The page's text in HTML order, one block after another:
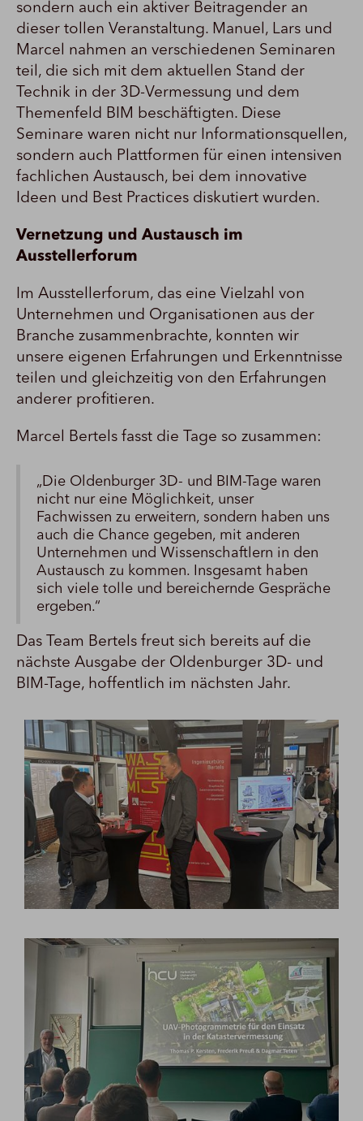
sondern auch ein aktiver Beitragender an
dieser tollen Veranstaltung. Manuel, Lars und
Marcel nahmen an verschiedenen Seminaren
teil, die sich mit dem aktuellen Stand der
Technik in der 3D-Vermessung und dem
Themenfeld BIM beschäftigten. Diese
Seminare waren nicht nur Informationsquellen,
sondern auch Plattformen für einen intensiven
fachlichen Austausch, bei dem innovative
Ideen und Best Practices diskutiert wurden.
Vernetzung und Austausch im
Ausstellerforum
Im Ausstellerforum, das eine Vielzahl von
Unternehmen und Organisationen aus der
Branche zusammenbrachte, konnten wir
unsere eigenen Erfahrungen und Erkenntnisse
teilen und gleichzeitig von den Erfahrungen
anderer profitieren.
Marcel Bertels fasst die Tage so zusammen:
„Die Oldenburger 3D- und BIM-Tage waren
nicht nur eine Möglichkeit, unser
Fachwissen zu erweitern, sondern haben uns
auch die Chance gegeben, mit anderen
Unternehmen und Wissenschaftlern in den
Austausch zu kommen. Insgesamt haben
sich viele tolle und bereichernde Gespräche
ergeben.“
Das Team Bertels freut sich bereits auf die
nächste Ausgabe der Oldenburger 3D- und
BIM-Tage, hoffentlich im nächsten Jahr.